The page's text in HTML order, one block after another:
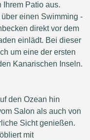
Ihrem Patio aus.
einen Swimming -
direkt vor dem
einlädt. Bei dieser
um eine der ersten
Kanarischen Inseln.
den Ozean hin
Salon als auch von
Sicht genießen.
mit